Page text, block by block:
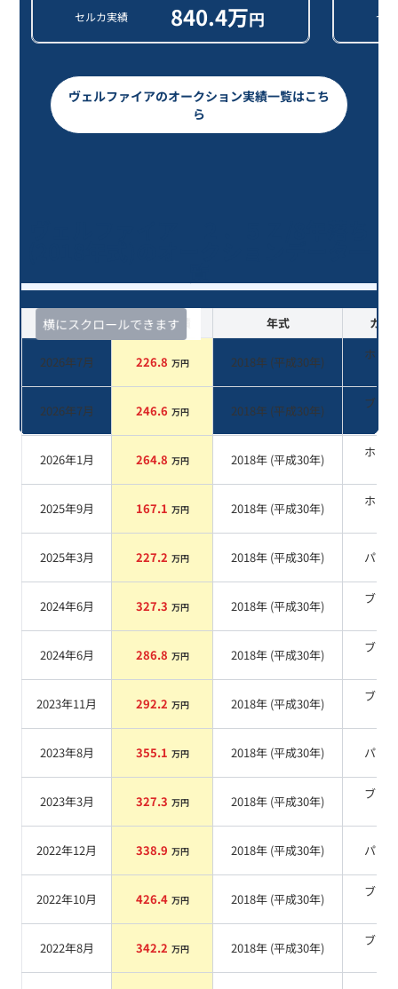
セルカ実績 840.4万円 セ
ヴェルファイアのオークション実績一覧はこち
ら
横にスクロールできます
査定時期 セルカ実績 年式 カラ
2026年7月 226.8 万円 2018年 (平成30年)
ホワ
2026年7月 246.6 万円 2018年 (平成30年)
ブラ
2026年1月 264.8 万円 2018年 (平成30年)
ホワ
2025年9月 167.1 万円 2018年 (平成30年)
ホワ
2025年3月 227.2 万円 2018年 (平成30年) パール
2024年6月 327.3 万円 2018年 (平成30年)
ブラ
2024年6月 286.8 万円 2018年 (平成30年)
ブラ
2023年11月 292.2 万円 2018年 (平成30年)
ブラ
2023年8月 355.1 万円 2018年 (平成30年) パール
2023年3月 327.3 万円 2018年 (平成30年)
ブラ
2022年12月 338.9 万円 2018年 (平成30年) パール
2022年10月 426.4 万円 2018年 (平成30年)
ブラ
2022年8月 342.2 万円 2018年 (平成30年)
ブラ